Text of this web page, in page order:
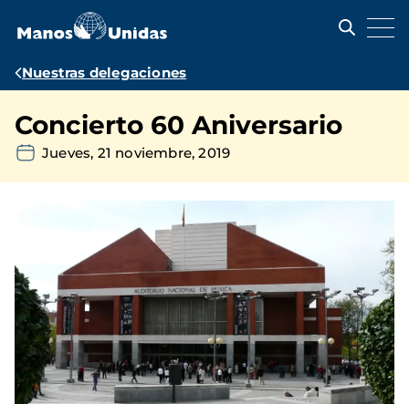
contenido
Ruta
navegación
Nuestras delegaciones
Concierto 60 Aniversario
Jueves, 21 noviembre, 2019